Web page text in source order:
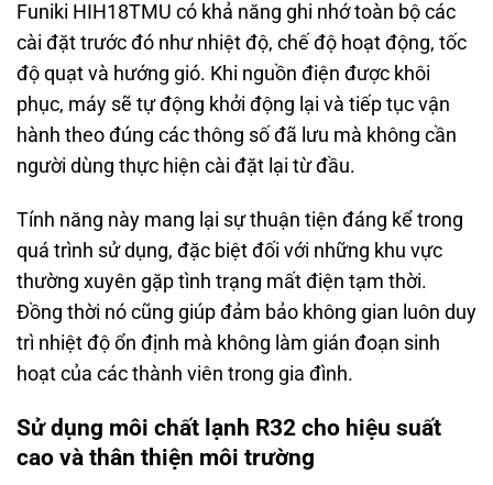
Funiki HIH18TMU có khả năng ghi nhớ toàn bộ các
cài đặt trước đó như nhiệt độ, chế độ hoạt động, tốc
độ quạt và hướng gió. Khi nguồn điện được khôi
phục, máy sẽ tự động khởi động lại và tiếp tục vận
hành theo đúng các thông số đã lưu mà không cần
người dùng thực hiện cài đặt lại từ đầu.
Tính năng này mang lại sự thuận tiện đáng kể trong
quá trình sử dụng, đặc biệt đối với những khu vực
thường xuyên gặp tình trạng mất điện tạm thời.
Đồng thời nó cũng giúp đảm bảo không gian luôn duy
trì nhiệt độ ổn định mà không làm gián đoạn sinh
hoạt của các thành viên trong gia đình.
Sử dụng môi chất lạnh R32 cho hiệu suất
cao và thân thiện môi trường